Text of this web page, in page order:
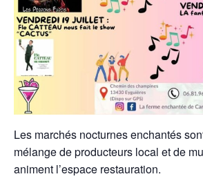
Les marchés nocturnes enchantés
mélange de producteurs local et de
animent l’espace restauration.